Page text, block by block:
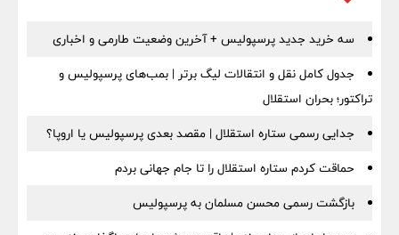
سه خرید جدید پرسپولیس + آخرین وضعیت طارمی و اخباری
جدول کامل نقل و انتقالات لیگ برتر | بمب‌های پرسپولیس و
تراکتور؛ بحران استقلال
جدایی رسمی ستاره استقلال | مقصد بعدی پرسپولیس یا اروپا؟
حماقت کردم ستاره استقلال را تا جام جهانی بردم
بازگشت رسمی محسن مسلمان به پرسپولیس